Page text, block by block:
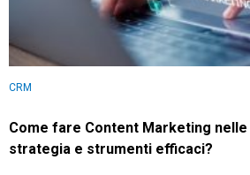
CRM
Come fare Content Marketing nelle
strategia e strumenti efficaci?